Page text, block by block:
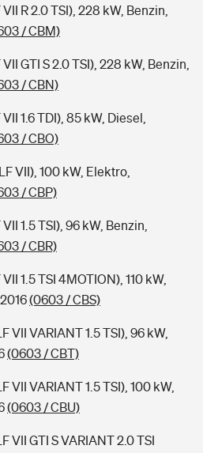
R 2.0 TSI), 228 kW, Benzin,
/ CBM)
GTI S 2.0 TSI), 228 kW, Benzin,
/ CBN)
1.6 TDI), 85 kW, Diesel,
/ CBO)
VII), 100 kW, Elektro,
/ CBP)
1.5 TSI), 96 kW, Benzin,
/ CBR)
1.5 TSI 4MOTION), 110 kW,
(0603 / CBS)
VII VARIANT 1.5 TSI), 96 kW,
(0603 / CBT)
VII VARIANT 1.5 TSI), 100 kW,
(0603 / CBU)
VII GTI S VARIANT 2.0 TSI